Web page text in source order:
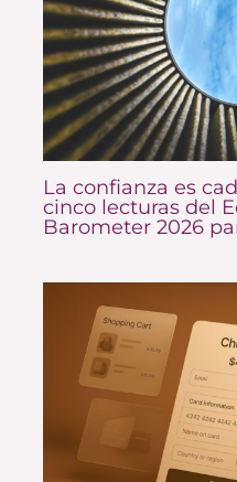
La confianza es
cinco lecturas del
Barometer 2026